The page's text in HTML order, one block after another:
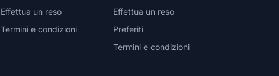
Effettua un reso
Termini e condizioni
Effettua un reso
Preferiti
Termini e condizioni